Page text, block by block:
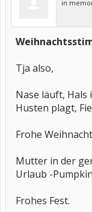
in
Tja also,
Nase läuft, Hals
Husten plagt,
Frohe
Mutter in der
Urlaub -
Frohes Fest.